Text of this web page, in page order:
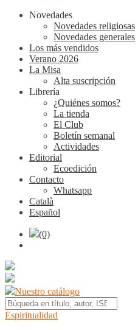
Novedades
Novedades religiosas
Novedades generales
Los más vendidos
Verano 2026
La Misa
Alta suscripción
Librería
¿Quiénes somos?
La tienda
El Club
Boletín semanal
Actividades
Editorial
Ecoedición
Contacto
Whatsapp
Català
Español
(0)
Nuestro catálogo
Espiritualidad